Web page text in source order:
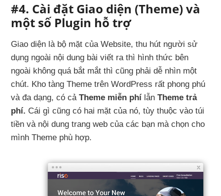
#4. Cài đặt Giao diện (Theme) và
một số Plugin hỗ trợ
Giao diện là bộ mặt của Website, thu hút người sử
dụng ngoài nội dung bài viết ra thì hình thức bên
ngoài không quá bắt mắt thì cũng phải dễ nhìn một
chút. Kho tàng Theme trên WordPress rất phong phú
và đa dạng, có cảTheme miễn phí lẫnTheme trả
phí. Cái gì cũng có hai mặt của nó, tùy thuộc vào túi
tiền và nội dung trang web của các bạn mà chọn cho
mình Theme phù hợp.